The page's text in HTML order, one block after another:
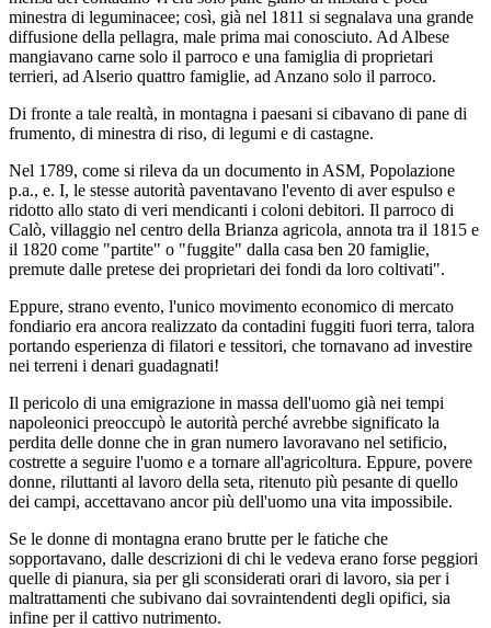
minestra di leguminacee; così, già nel 1811 si segnalava una grande
diffusione della pellagra, male prima mai conosciuto. Ad Albese
mangiavano carne solo il parroco e una famiglia di proprietari
terrieri, ad Alserio quattro famiglie, ad Anzano solo il parroco.
Di fronte a tale realtà, in montagna i paesani si cibavano di pane di
frumento, di minestra di riso, di legumi e di castagne.
Nel 1789, come si rileva da un documento in ASM, Popolazione
p.a., e. I, le stesse autorità paventavano l'evento di aver espulso e
ridotto allo stato di veri mendicanti i coloni debitori. Il parroco di
Calò, villaggio nel centro della Brianza agricola, annota tra il 1815 e
il 1820 come "partite" o "fuggite" dalla casa ben 20 famiglie,
premute dalle pretese dei proprietari dei fondi da loro coltivati".
Eppure, strano evento, l'unico movimento economico di mercato
fondiario era ancora realizzato da contadini fuggiti fuori terra, talora
portando esperienza di filatori e tessitori, che tornavano ad investire
nei terreni i denari guadagnati!
Il pericolo di una emigrazione in massa dell'uomo già nei tempi
napoleonici preoccupò le autorità perché avrebbe significato la
perdita delle donne che in gran numero lavoravano nel setificio,
costrette a seguire l'uomo e a tornare all'agricoltura. Eppure, povere
donne, riluttanti al lavoro della seta, ritenuto più pesante di quello
dei campi, accettavano ancor più dell'uomo una vita impossibile.
Se le donne di montagna erano brutte per le fatiche che
sopportavano, dalle descrizioni di chi le vedeva erano forse peggiori
quelle di pianura, sia per gli sconsiderati orari di lavoro, sia per i
maltrattamenti che subivano dai sovraintendenti degli opifici, sia
infine per il cattivo nutrimento.